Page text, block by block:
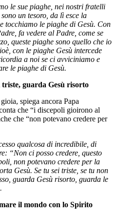
le sue piaghe, nei nostri fratelli
un tesoro, da lì esce la
tocchiamo le piaghe di Gesù. Con
fa vedere al Padre, come se
queste piaghe sono quello che io
con le piaghe Gesù intercede
a noi se ci avviciniamo e
le piaghe di Gesù.
guarda Gesù risorto
spiega ancora Papa
che “i discepoli gioirono al
che “non potevano credere per
qualcosa di incredibile, di
“Non ci posso credere, questo
non potevano credere per la
Gesù. Se tu sei triste, se tu non
guarda Gesù risorto, guarda le
il mondo con lo Spirito